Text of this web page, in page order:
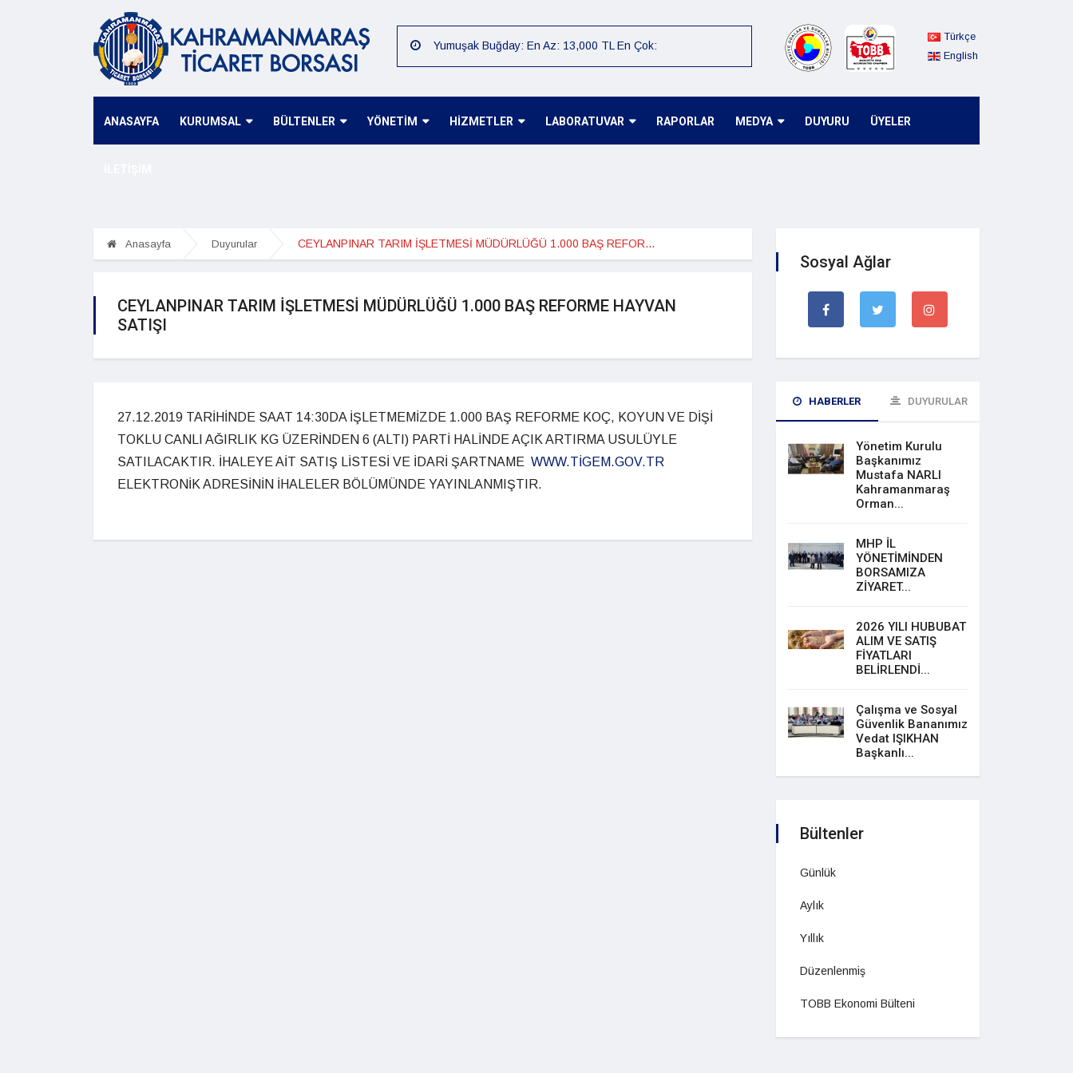
Yumuşak Buğday: En Az: 13,000 TL En Çok:
15,000 TL
Çiğit: En Az: 12,000 TL En Çok: 14,000 TL
Türkçe
English
ANASAYFA KURUMSAL BÜLTENLER YÖNETİM HİZMETLER LABORATUVAR RAPORLAR MEDYA DUYURU ÜYELER
Anasayfa Duyurular CEYLANPINAR TARIM İŞLETMESİ MÜDÜRLÜĞÜ 1.000 BAŞ REFORME HAYVAN SATIŞI
CEYLANPINAR TARIM İŞLETMESİ MÜDÜRLÜĞÜ 1.000 BAŞ REFORME HAYVAN
SATIŞI
27.12.2019 TARİHİNDE SAAT 14:30DA İŞLETMEMİZDE 1.000 BAŞ REFORME KOÇ, KOYUN VE DİŞİ
TOKLU CANLI AĞIRLIK KG ÜZERİNDEN 6 (ALTI) PARTİ HALİNDE AÇIK ARTIRMA USULÜYLE
SATILACAKTIR. İHALEYE AİT SATIŞ LİSTESİ VE İDARİ ŞARTNAME WWW.TİGEM.GOV.TR
ELEKTRONİK ADRESİNİN İHALELER BÖLÜMÜNDE YAYINLANMIŞTIR.
Sosyal Ağlar
HABERLER DUYURULAR
Yönetim Kurulu
Başkanımız
Mustafa NARLI
Kahramanmaraş
Orman...
MHP İL
YÖNETİMİNDEN
BORSAMIZA
ZİYARET...
2026 YILI HUBUBAT
ALIM VE SATIŞ
FİYATLARI
BELİRLENDİ...
Çalışma ve Sosyal
Güvenlik Bananımız
Vedat IŞIKHAN
Başkanlı...
Bültenler
Günlük
Aylık
Yıllık
Düzenlenmiş
TOBB Ekonomi Bülteni